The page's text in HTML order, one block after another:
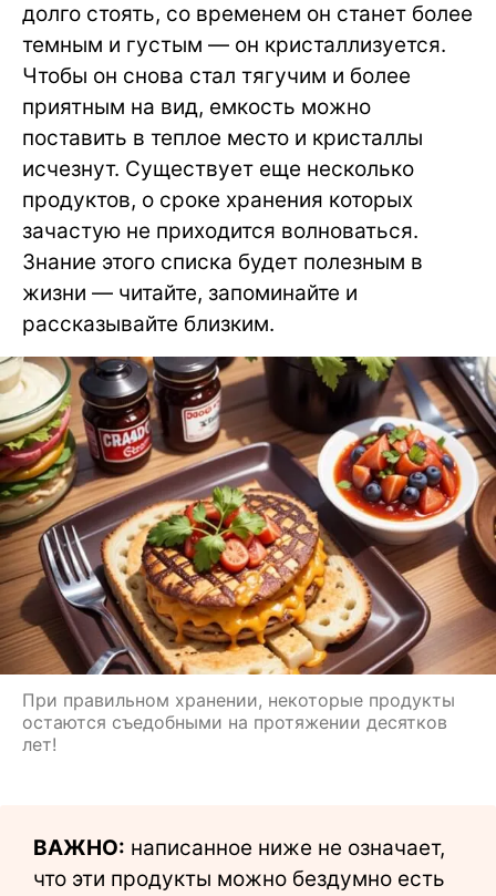
долго стоять, со временем он станет более
темным и густым — он кристаллизуется.
Чтобы он снова стал тягучим и более
приятным на вид, емкость можно
поставить в теплое место и кристаллы
исчезнут. Существует еще несколько
продуктов, о сроке хранения которых
зачастую не приходится волноваться.
Знание этого списка будет полезным в
жизни — читайте, запоминайте и
рассказывайте близким.
При правильном хранении, некоторые продукты
остаются съедобными на протяжении десятков
лет!
ВАЖНО: написанное ниже не означает,
что эти продукты можно бездумно есть